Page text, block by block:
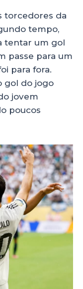
torcedores da
tempo,
tentar um gol
passe para um
para fora.
gol do jogo
jovem
poucos